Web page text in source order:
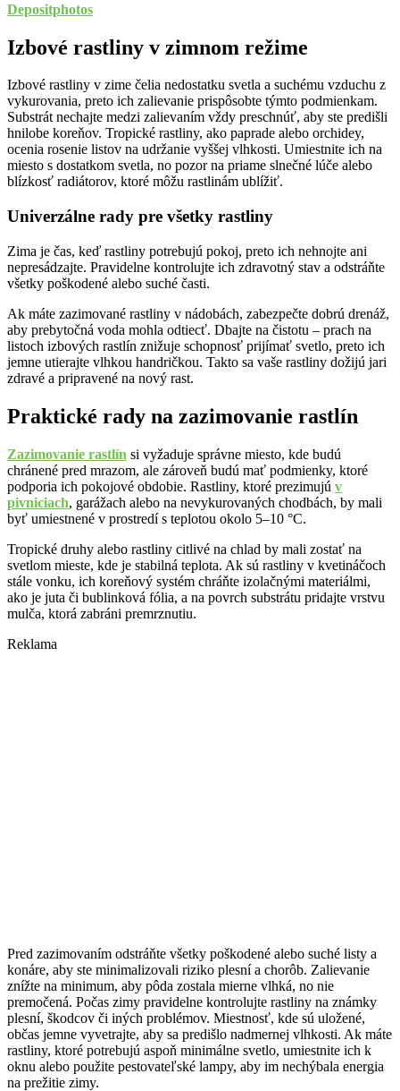
Depositphotos
Izbové rastliny v zimnom režime
Izbové rastliny v zime čelia nedostatku svetla a suchému vzduchu z
vykurovania, preto ich zalievanie prispôsobte týmto podmienkam.
Substrát nechajte medzi zalievaním vždy preschnúť, aby ste predišli
hnilobe koreňov. Tropické rastliny, ako paprade alebo orchidey,
ocenia rosenie listov na udržanie vyššej vlhkosti. Umiestnite ich na
miesto s dostatkom svetla, no pozor na priame slnečné lúče alebo
blízkosť radiátorov, ktoré môžu rastlinám ublížiť.
Univerzálne rady pre všetky rastliny
Zima je čas, keď rastliny potrebujú pokoj, preto ich nehnojte ani
nepresádzajte. Pravidelne kontrolujte ich zdravotný stav a odstráňte
všetky poškodené alebo suché časti.
Ak máte zazimované rastliny v nádobách, zabezpečte dobrú drenáž,
aby prebytočná voda mohla odtiecť. Dbajte na čistotu – prach na
listoch izbových rastlín znižuje schopnosť prijímať svetlo, preto ich
jemne utierajte vlhkou handričkou. Takto sa vaše rastliny dožijú jari
zdravé a pripravené na nový rast.
Praktické rady na zazimovanie rastlín
Zazimovanie rastlín si vyžaduje správne miesto, kde budú
chránené pred mrazom, ale zároveň budú mať podmienky, ktoré
podporia ich pokojové obdobie. Rastliny, ktoré prezimujú v
pivniciach, garážach alebo na nevykurovaných chodbách, by mali
byť umiestnené v prostredí s teplotou okolo 5–10 °C.
Tropické druhy alebo rastliny citlivé na chlad by mali zostať na
svetlom mieste, kde je stabilná teplota. Ak sú rastliny v kvetináčoch
stále vonku, ich koreňový systém chráňte izolačnými materiálmi,
ako je juta či bublinková fólia, a na povrch substrátu pridajte vrstvu
mulča, ktorá zabráni premrznutiu.
Reklama
Pred zazimovaním odstráňte všetky poškodené alebo suché listy a
konáre, aby ste minimalizovali riziko plesní a chorôb. Zalievanie
znížte na minimum, aby pôda zostala mierne vlhká, no nie
premočená. Počas zimy pravidelne kontrolujte rastliny na známky
plesní, škodcov či iných problémov. Miestnosť, kde sú uložené,
občas jemne vyvetrajte, aby sa predišlo nadmernej vlhkosti. Ak máte
rastliny, ktoré potrebujú aspoň minimálne svetlo, umiestnite ich k
oknu alebo použite pestovateľské lampy, aby im nechýbala energia
na prežitie zimy.